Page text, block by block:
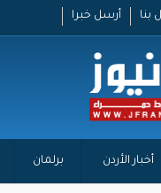
بنا أرسل خبرا
أخبار الأردن برلمان